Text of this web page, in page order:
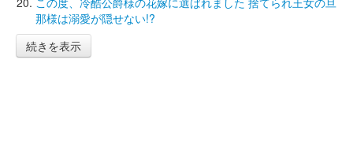
那様は溺愛が隠せない!?
続きを表示